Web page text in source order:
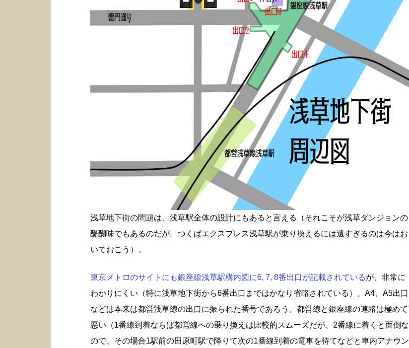
浅草地下街の問題は、浅草駅全体の設計にもあると言える（それこそが浅草ダンジョンの
醍醐味でもあるのだが。つくばエクスプレス浅草駅が乗り換えるには遠すぎるのは今はお
いておこう）。
東京メトロのサイトにも銀座線浅草駅構内図に6, 7, 8番出口が記載されているが、非常に
わかりにくい（特に浅草地下街から6番出口まではかなり省略されている）。A4、A5出口
などは本来は都営浅草線の出口に振られた番号であろう。都営線と銀座線の連絡は極めて
悪い（1番線到着ならば都営線への乗り換えは比較的スムーズだが、2番線に着くと面倒な
ので、その場合1駅前の田原町駅で降りて次の1番線到着の電車を待てなどと車内アナウン